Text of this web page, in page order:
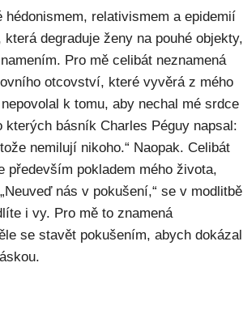
relativismem a epidemií
degraduje ženy na pouhé objekty,
Pro mě celibát neznamená
otcovství, které vyvěrá z mého
k tomu, aby nechal mé srdce
básník Charles Péguy napsal:
nemilují nikoho.“ Naopak. Celibát
především pokladem mého života,
nás v pokušení,“ se v modlitbě
i vy. Pro mě to znamená
se stavět pokušením, abych dokázal